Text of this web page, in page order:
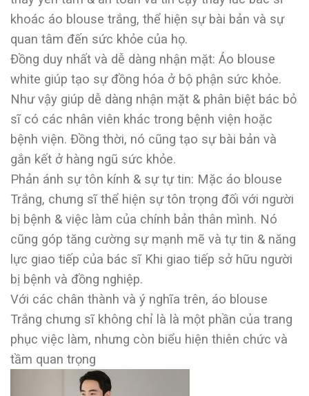
khoác áo blouse trắng, thể hiện sự bài bản và sự
quan tâm đến sức khỏe của họ.
Đồng duy nhất và dễ dàng nhận mặt: Áo blouse
white giúp tạo sự đồng hóa ở bộ phận sức khỏe.
Như vậy giúp dễ dàng nhận mặt & phân biệt bác bỏ
sĩ có các nhân viên khác trong bệnh viện hoặc
bệnh viện. Đồng thời, nó cũng tạo sự bài bản và
gắn kết ở hàng ngũ sức khỏe.
Phản ánh sự tôn kính & sự tự tin: Mặc áo blouse
Trắng, chưng sĩ thể hiện sự tôn trọng đối với người
bị bệnh & việc làm của chính bản thân mình. Nó
cũng góp tăng cường sự mạnh mẽ và tự tin & năng
lực giao tiếp của bác sĩ Khi giao tiếp sở hữu người
bị bệnh và đồng nghiệp.
Với các chân thành và ý nghĩa trên, áo blouse
Trắng chưng sĩ không chỉ là là một phần của trang
phục việc làm, nhưng còn biểu hiện thiên chức và
tầm quan trọng